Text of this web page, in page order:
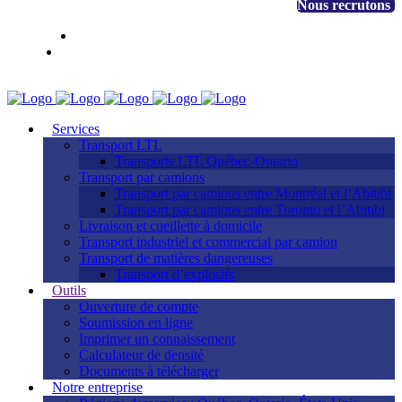
Nous recrutons
Services
Transport LTL
Transports LTL Québec-Ontario
Transport par camions
Transport par camions entre Montréal et l’Abitibi
Transport par camions entre Toronto et l’Abitibi
Livraison et cueillette à domicile
Transport industriel et commercial par camion
Transport de matières dangereuses
Transport d’explosifs
Outils
Ouverture de compte
Soumission en ligne
Imprimer un connaissement
Calculateur de densité
Documents à télécharger
Notre entreprise